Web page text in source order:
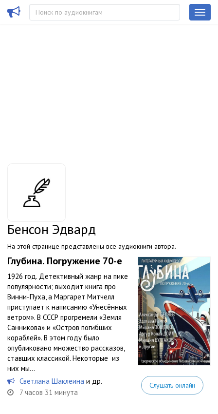
Бенсон Эдвард
На этой странице представлены все аудиокниги автора.
Глубина. Погружение 70-е
1926 год. Детективный жанр на пике
популярности; выходит книга про
Винни-Пуха, а Маргарет Митчелл
приступает к написанию «Унесённых
ветром». В СССР прогремели «Земля
Санникова» и «Остров погибших
кораблей». В этом году было
опубликовано множество рассказов,
ставших классикой. Некоторые из
них мы...
Светлана Шаклеина и др.
7 часов 31 минута
Слушать онлайн